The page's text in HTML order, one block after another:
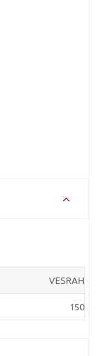
VESRAH
150